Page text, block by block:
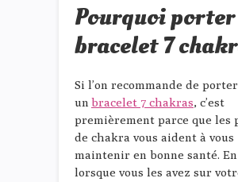
Pourquoi
bracelet 7
Si l’on recommande de porter
un bracelet 7 chakras, c’est
premièrement parce que les
de chakra vous aident à vous
maintenir en bonne santé.
lorsque vous les avez sur